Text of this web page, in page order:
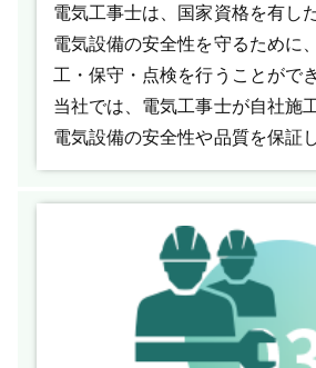
電気工事士は、国家資格を有し
電気設備の安全性を守るために
工・保守・点検を行うことがで
当社では、電気工事士が自社施
電気設備の安全性や品質を保証